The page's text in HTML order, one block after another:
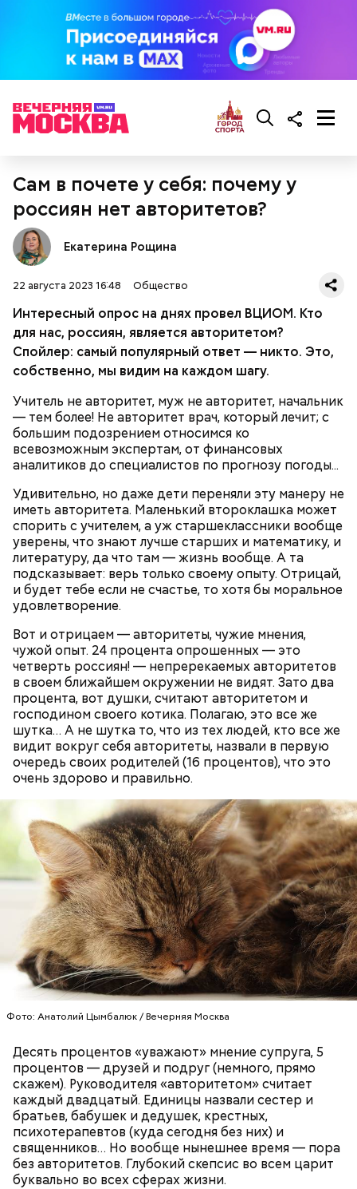
Сам в почете у себя: почему у
россиян нет авторитетов?
Екатерина Рощина
22 августа 2023 16:48 Общество
Интересный опрос на днях провел ВЦИОМ. Кто
для нас, россиян, является авторитетом?
Спойлер: самый популярный ответ — никто. Это,
собственно, мы видим на каждом шагу.
Учитель не авторитет, муж не авторитет, начальник
— тем более! Не авторитет врач, который лечит; с
большим подозрением относимся ко
всевозможным экспертам, от финансовых
аналитиков до специалистов по прогнозу погоды...
Удивительно, но даже дети переняли эту манеру не
иметь авторитета. Маленький второклашка может
спорить с учителем, а уж старшеклассники вообще
уверены, что знают лучше старших и математику, и
литературу, да что там — жизнь вообще. А та
подсказывает: верь только своему опыту. Отрицай,
и будет тебе если не счастье, то хотя бы моральное
удовлетворение.
Вот и отрицаем — авторитеты, чужие мнения,
чужой опыт. 24 процента опрошенных — это
четверть россиян! — непререкаемых авторитетов
в своем ближайшем окружении не видят. Зато два
процента, вот душки, считают авторитетом и
господином своего котика. Полагаю, это все же
шутка… А не шутка то, что из тех людей, кто все же
видит вокруг себя авторитеты, назвали в первую
очередь своих родителей (16 процентов), что это
очень здорово и правильно.
Фото: Анатолий Цымбалюк / Вечерняя Москва
Десять процентов «уважают» мнение супруга, 5
процентов — друзей и подруг (немного, прямо
скажем). Руководителя «авторитетом» считает
каждый двадцатый. Единицы назвали сестер и
братьев, бабушек и дедушек, крестных,
психотерапевтов (куда сегодня без них) и
священников… Но вообще нынешнее время — пора
без авторитетов. Глубокий скепсис во всем царит
буквально во всех сферах жизни.
с сахарным диабетом;
лишним весом.
— В дыне содержится много сахара, который
представлен фруктозой. С одной стороны — это
хорошо, потому что дает энергию. Но важно
помнить, что сладкими дынями не нужно сильно
увлекаться, так же как и арбузами, людям с
сахарным диабетом и лишним весом, —
подчеркнула доктор.
Терапевт Кондрахин назвал
продукты и напитки, которые
выводят токсины из организма
Ранние плоды, по словам врача, лучше не есть:
беременным, кормящим женщинам;
людям с ослабленной иммунной системой;
пожилым;
детям.
Чистит сосуды и защищает от
рака: чем полезен кресс-салат